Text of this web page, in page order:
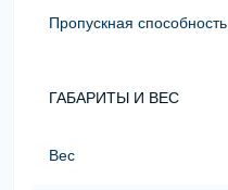
Пропускная способность
ГАБАРИТЫ И ВЕС
Вес